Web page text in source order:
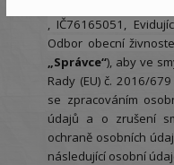
, IČ76165051,
Odbor obecní
„Správce“), aby ve
Rady (EU) č. 2016/
se zpracováním
údajů a o zrušení
ochraně osobních
následující osobní